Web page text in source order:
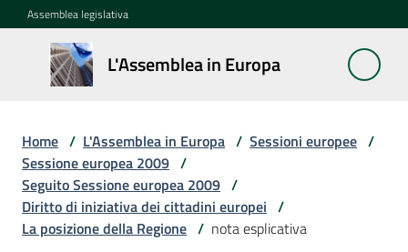
Vai al contenuto
Vai alla navigazione
Vai al footer
Assemblea legislativa
L'Assemblea in Europa
L'Assemblea
in Europa
Cos'è
la
Sessione
europea
Home / L'Assemblea in Europa / Sessioni europee /
Sessione europea 2009 /
Seguito Sessione europea 2009 /
Diritto di iniziativa dei cittadini europei /
La posizione della Regione / nota esplicativa